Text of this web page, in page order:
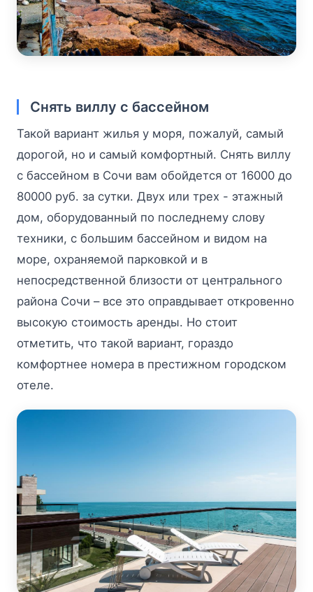
Снять виллу с бассейном
Такой вариант жилья у моря, пожалуй, самый
дорогой, но и самый комфортный. Снять виллу
с бассейном в Сочи вам обойдется от 16000 до
80000 руб. за сутки. Двух или трех - этажный
дом, оборудованный по последнему слову
техники, с большим бассейном и видом на
море, охраняемой парковкой и в
непосредственной близости от центрального
района Сочи – все это оправдывает откровенно
высокую стоимость аренды. Но стоит
отметить, что такой вариант, гораздо
комфортнее номера в престижном городском
отеле.